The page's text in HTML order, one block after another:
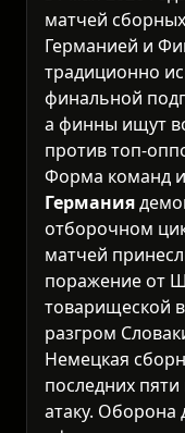
матчей сборных
Германией и
традиционно
финальной
а финны ищут
против топ-
Форма команд и
Германия
отборочном
матчей
поражение от
товарищеской
разгром
Немецкая
последних
атаку. Оборона